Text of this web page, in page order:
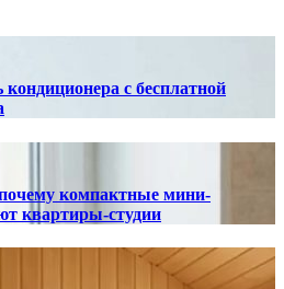
с бесплатной
компактные мини-
квартиры-студии